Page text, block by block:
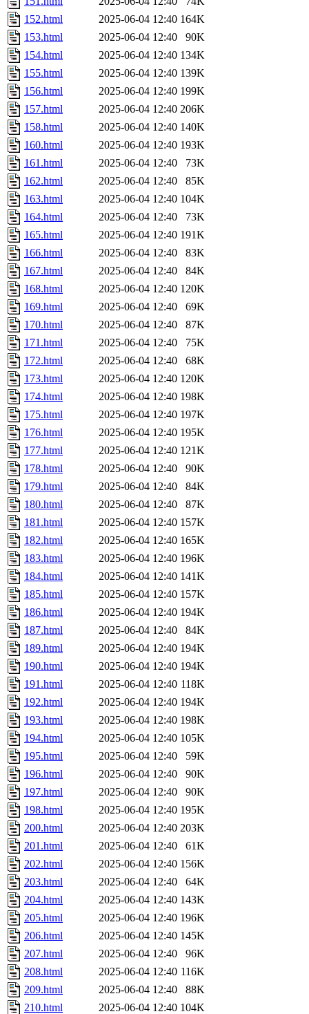
152.html
2025-06-04 12:40 164K
153.html
2025-06-04 12:40
90K
154.html
2025-06-04 12:40 134K
155.html
2025-06-04 12:40 139K
156.html
2025-06-04 12:40 199K
157.html
2025-06-04 12:40 206K
158.html
2025-06-04 12:40 140K
160.html
2025-06-04 12:40 193K
161.html
2025-06-04 12:40
73K
162.html
2025-06-04 12:40
85K
163.html
2025-06-04 12:40 104K
164.html
2025-06-04 12:40
73K
165.html
2025-06-04 12:40 191K
166.html
2025-06-04 12:40
83K
167.html
2025-06-04 12:40
84K
168.html
2025-06-04 12:40 120K
169.html
2025-06-04 12:40
69K
170.html
2025-06-04 12:40
87K
171.html
2025-06-04 12:40
75K
172.html
2025-06-04 12:40
68K
173.html
2025-06-04 12:40 120K
174.html
2025-06-04 12:40 198K
175.html
2025-06-04 12:40 197K
176.html
2025-06-04 12:40 195K
177.html
2025-06-04 12:40 121K
178.html
2025-06-04 12:40
90K
179.html
2025-06-04 12:40
84K
180.html
2025-06-04 12:40
87K
181.html
2025-06-04 12:40 157K
182.html
2025-06-04 12:40 165K
183.html
2025-06-04 12:40 196K
184.html
2025-06-04 12:40 141K
185.html
2025-06-04 12:40 157K
186.html
2025-06-04 12:40 194K
187.html
2025-06-04 12:40
84K
189.html
2025-06-04 12:40 194K
190.html
2025-06-04 12:40 194K
191.html
2025-06-04 12:40 118K
192.html
2025-06-04 12:40 194K
193.html
2025-06-04 12:40 198K
194.html
2025-06-04 12:40 105K
195.html
2025-06-04 12:40
59K
196.html
2025-06-04 12:40
90K
197.html
2025-06-04 12:40
90K
198.html
2025-06-04 12:40 195K
200.html
2025-06-04 12:40 203K
201.html
2025-06-04 12:40
61K
202.html
2025-06-04 12:40 156K
203.html
2025-06-04 12:40
64K
204.html
2025-06-04 12:40 143K
205.html
2025-06-04 12:40 196K
206.html
2025-06-04 12:40 145K
207.html
2025-06-04 12:40
96K
208.html
2025-06-04 12:40 116K
209.html
2025-06-04 12:40
88K
210.html
2025-06-04 12:40 104K